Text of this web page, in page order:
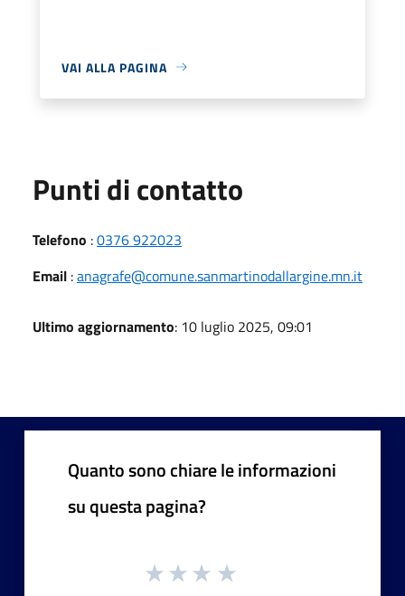
VAI ALLA PAGINA
Punti di contatto
Telefono :0376 922023
Email :anagrafe@comune.sanmartinodallargine.mn.it
Ultimo aggiornamento: 10 luglio 2025, 09:01
Quanto sono chiare le informazioni
su questa pagina?